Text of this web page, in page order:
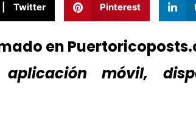
Twitter Pinterest
en
móvil,